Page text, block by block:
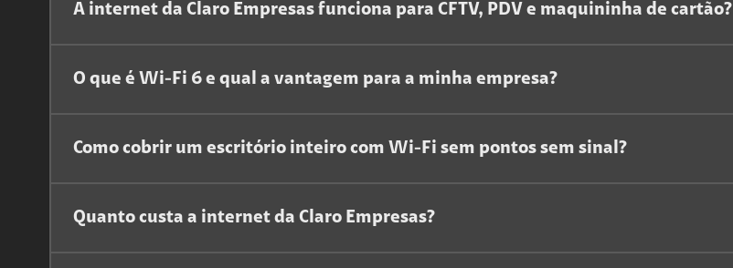
A internet da Claro Empresas funciona para CFTV, PDV e maquininha de cartão?
O que é Wi-Fi 6 e qual a vantagem para a minha empresa?
Como cobrir um escritório inteiro com Wi-Fi sem pontos sem sinal?
Quanto custa a internet da Claro Empresas?